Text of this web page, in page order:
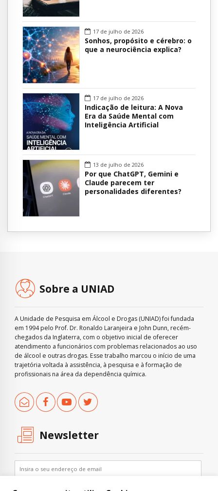
17 de julho de 2026
Sonhos, propósito e cérebro: o
que a neurociência explica?
17 de julho de 2026
Indicação de leitura: A Nova
Era da Saúde Mental com
Inteligência Artificial
13 de julho de 2026
Por que ChatGPT, Gemini e
Claude parecem ter
personalidades diferentes?
Sobre a UNIAD
A Unidade de Pesquisa em Álcool e Drogas (UNIAD) foi fundada
em 1994 pelo Prof. Dr. Ronaldo Laranjeira e John Dunn, recém-
chegados da Inglaterra, com o objetivo inicial de oferecer
atendimento a funcionários com problemas relacionados ao uso
de álcool e outras drogas. Esse trabalho marcou o início de uma
trajetória voltada à assistência, à pesquisa e à formação de
profissionais na área da dependência química.
Newsletter